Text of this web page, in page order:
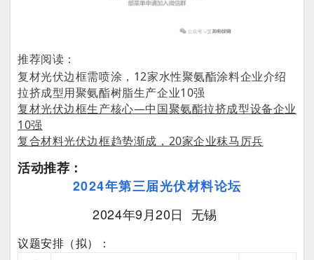
推荐阅读：
复材光伏边框需喷涂，12家水性聚氨酯涂料企业介绍
拉挤成型用聚氨酯树脂生产企业10强
复材光伏边框生产核心—中国聚氨酯拉挤成型设备企业
10强
复合材料光伏边框趋势渐成，20家企业秣马厉兵
活动推荐：
2024年第三届光伏材料论坛
2024年9月20日 无锡
议题安排（拟）：